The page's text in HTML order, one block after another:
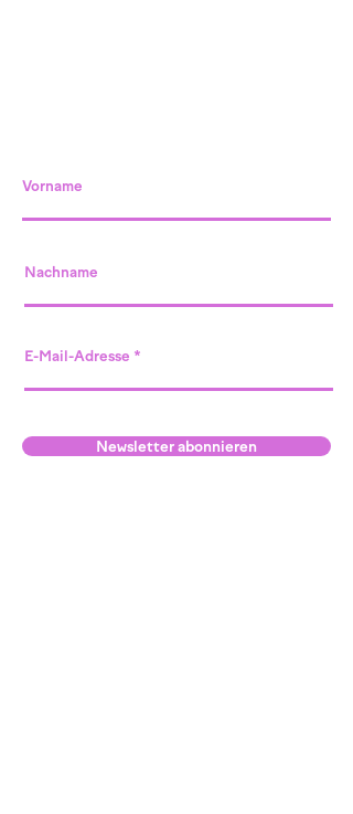
Vorname
Nachname
E-Mail-Adresse
Newsletter abonnieren